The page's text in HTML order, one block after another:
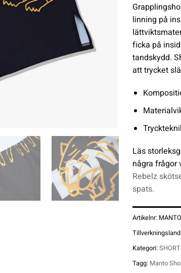
linning på
ficka på
tandskydd.
att trycket
Läs
några frågor
Rebelz
spats.
Artikelnr:
Kategori:
Tagg: Manto